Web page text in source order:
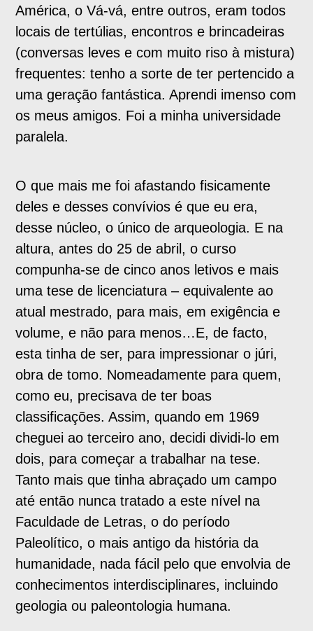
América, o Vá-vá, entre outros, eram todos
locais de tertúlias, encontros e brincadeiras
(conversas leves e com muito riso à mistura)
frequentes: tenho a sorte de ter pertencido a
uma geração fantástica. Aprendi imenso com
os meus amigos. Foi a minha universidade
paralela.
O que mais me foi afastando fisicamente
deles e desses convívios é que eu era,
desse núcleo, o único de arqueologia. E na
altura, antes do 25 de abril, o curso
compunha-se de cinco anos letivos e mais
uma tese de licenciatura – equivalente ao
atual mestrado, para mais, em exigência e
volume, e não para menos…E, de facto,
esta tinha de ser, para impressionar o júri,
obra de tomo. Nomeadamente para quem,
como eu, precisava de ter boas
classificações. Assim, quando em 1969
cheguei ao terceiro ano, decidi dividi-lo em
dois, para começar a trabalhar na tese.
Tanto mais que tinha abraçado um campo
até então nunca tratado a este nível na
Faculdade de Letras, o do período
Paleolítico, o mais antigo da história da
humanidade, nada fácil pelo que envolvia de
conhecimentos interdisciplinares, incluindo
geologia ou paleontologia humana.